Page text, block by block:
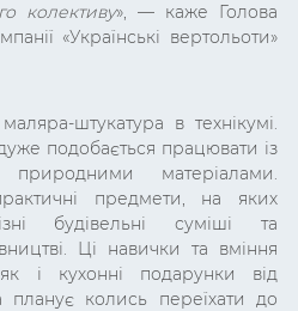
колективу», — каже Голова
«Українські вертольоти»
штукатура в технікумі.
подобається працювати із
матеріалами.
предмети, на яких
будівельні суміші та
Ці навички та вміння
як і кухонні подарунки від
планує колись переїхати до